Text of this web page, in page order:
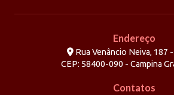
Endereço
Rua Venâncio Neiva, 187
CEP: 58400-090 - Campina
Contatos